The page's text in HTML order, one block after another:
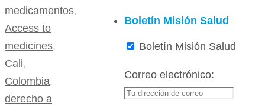
medicamentos,
Access to
medicines,
Cali,
Colombia,
derecho a
Boletín Misión Salud
Boletín Misión Salud
Correo electrónico: